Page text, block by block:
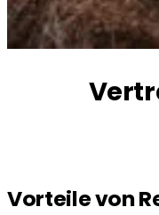
Vorteile von